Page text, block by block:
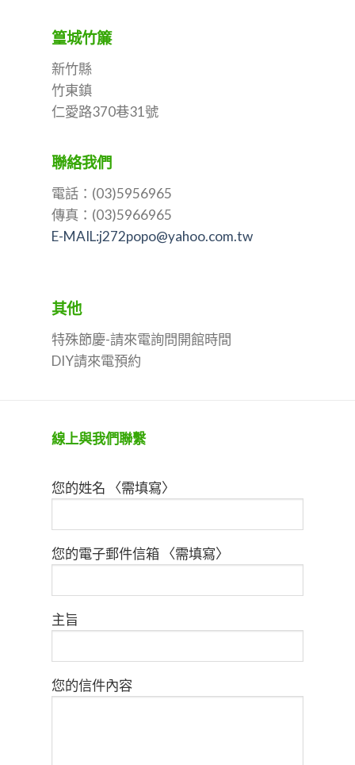
篁城竹簾
新竹縣
竹東鎮
仁愛路370巷31號
聯絡我們
電話：(03)5956965
傳真：(03)5966965
E-MAIL:j272popo@yahoo.com.tw
其他
特殊節慶-請來電詢問開館時間
DIY請來電預約
線上與我們聯繫
您的姓名 〈需填寫〉
您的電子郵件信箱 〈需填寫〉
主旨
您的信件內容